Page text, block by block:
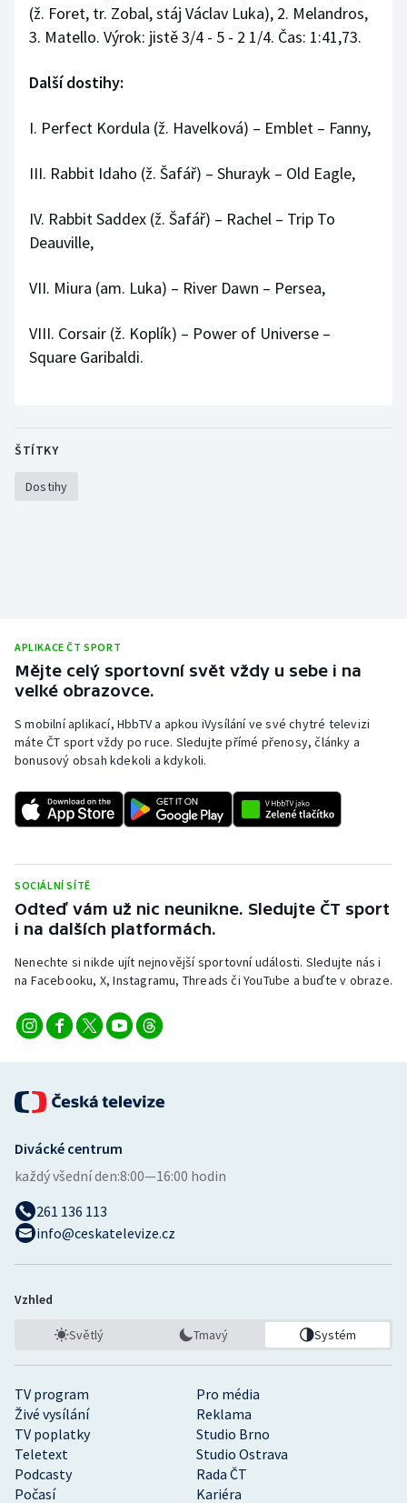
Plážový volejbal
Ragby
Rychlobruslení
Rychlostní kanoistika
Sportovní střelba
Stolní tenis
Triatlon
(ž. Foret, tr. Zobal, stáj Václav Luka), 2. Melandros,
3. Matello. Výrok: jistě 3/4 - 5 - 2 1/4. Čas: 1:41,73.
Další dostihy:
I. Perfect Kordula (ž. Havelková) – Emblet – Fanny,
III. Rabbit Idaho (ž. Šafář) – Shurayk – Old Eagle,
IV. Rabbit Saddex (ž. Šafář) – Rachel – Trip To
Deauville,
VII. Miura (am. Luka) – River Dawn – Persea,
VIII. Corsair (ž. Koplík) – Power of Universe –
Square Garibaldi.
ŠTÍTKY
Dostihy
APLIKACE ČT SPORT
Mějte celý sportovní svět vždy u sebe i na
velké obrazovce.
S mobilní aplikací, HbbTV a apkou iVysílání ve své chytré televizi
máte ČT sport vždy po ruce. Sledujte přímé přenosy, články a
bonusový obsah kdekoli a kdykoli.
SOCIÁLNÍ SÍTĚ
Odteď vám už nic neunikne. Sledujte ČT sport
i na dalších platformách.
Nenechte si nikde ujít nejnovější sportovní události. Sledujte nás i
na Facebooku, X, Instagramu, Threads či YouTube a buďte v obraze.
TV program
Pro média
Živé vysílání
Reklama
TV poplatky
Studio Brno
Teletext
Studio Ostrava
Podcasty
Rada ČT
Počasí
Kariéra
Divácké centrum
každý všední den:8:00—16:00 hodin
261 136 113
info@ceskatelevize.cz
Vzhled
Světlý Tmavý Systém